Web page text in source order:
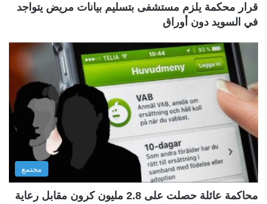
قرار محكمة يلزم مستشفى بتسليم بيانات مريض يتواجد
في السويد دون أوراق
مجتمع
محاكمة عائلة حصلت على 2.8 مليون كرون مقابل رعاية